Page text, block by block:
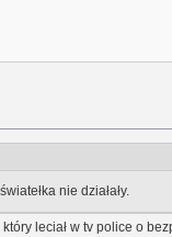
nie działały.
leciał w tv police o